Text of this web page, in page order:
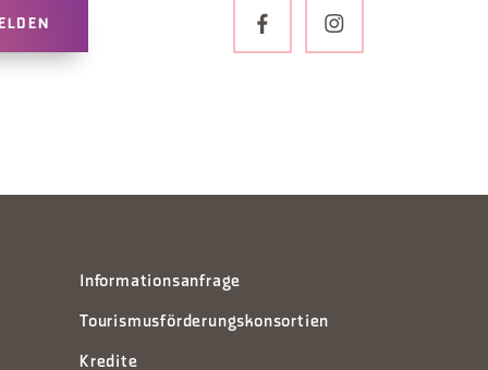
Informationsanfrage
Tourismusförderungskonsortien
Kredite